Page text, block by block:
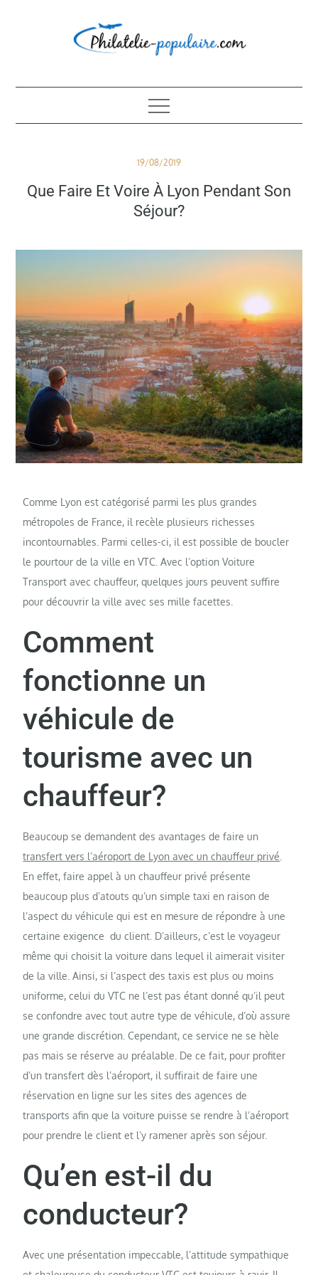
Philatélie populaire
Posted
19/08/2019
Que Faire Et Voire À Lyon Pendant Son
Séjour?
Comme Lyon est catégorisé parmi les plus grandes
métropoles de France, il recèle plusieurs richesses
incontournables. Parmi celles-ci, il est possible de boucler
le pourtour de la ville en VTC. Avec l’option Voiture
Transport avec chauffeur, quelques jours peuvent suffire
pour découvrir la ville avec ses mille facettes.
Comment
fonctionne un
véhicule de
tourisme avec un
chauffeur?
Beaucoup se demandent des avantages de faire un
transfert vers l’aéroport de Lyon avec un chauffeur privé
En effet, faire appel à un chauffeur privé présente
beaucoup plus d’atouts qu’un simple taxi en raison de
l’aspect du véhicule qui est en mesure de répondre à une
certaine exigence du client. D’ailleurs, c’est le voyageur
même qui choisit la voiture dans lequel il aimerait visiter
de la ville. Ainsi, si l’aspect des taxis est plus ou moins
uniforme, celui du VTC ne l’est pas étant donné qu’il peut
se confondre avec tout autre type de véhicule, d’où assure
une grande discrétion. Cependant, ce service ne se hèle
pas mais se réserve au préalable. De ce fait, pour profiter
d’un transfert dès l’aéroport, il suffirait de faire une
réservation en ligne sur les sites des agences de
transports afin que la voiture puisse se rendre à l’aéroport
pour prendre le client et l’y ramener après son séjour.
Qu’en est-il du
conducteur?
Avec une présentation impeccable, l’attitude sympathique